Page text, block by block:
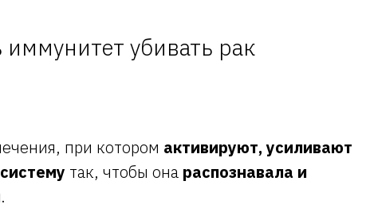
убивать рак
при котором активируют, усиливают
так, чтобы она распознавала и
.